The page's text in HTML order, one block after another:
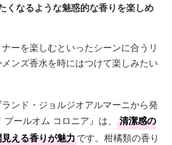
くなるような魅惑的な香りを楽しめ
ーを楽しむといったシーンに合うリ
ンズ香水を時にはつけて楽しみたい
ンド・ジョルジオアルマーニから発
ールオム コロニア』は、
清潔感の
える香りが魅力です。柑橘類の香り